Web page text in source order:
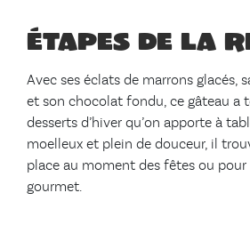
Étapes de la
Avec ses éclats de marrons glacés,
et son chocolat fondu, ce gâteau a
desserts d’hiver qu’on apporte à
moelleux et plein de douceur, il
place au moment des fêtes ou
gourmet.